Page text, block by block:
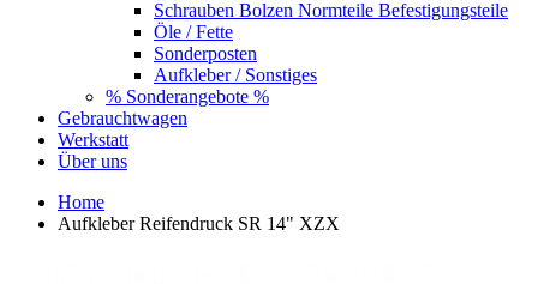
Schrauben Bolzen Normteile Befestigungsteile
Öle / Fette
Sonderposten
Aufkleber / Sonstiges
% Sonderangebote %
Gebrauchtwagen
Werkstatt
Über uns
Home
Aufkleber Reifendruck SR 14" XZX